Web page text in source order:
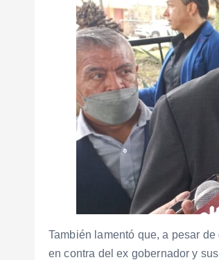
También lamentó que, a pesar
en contra del ex gobernador y